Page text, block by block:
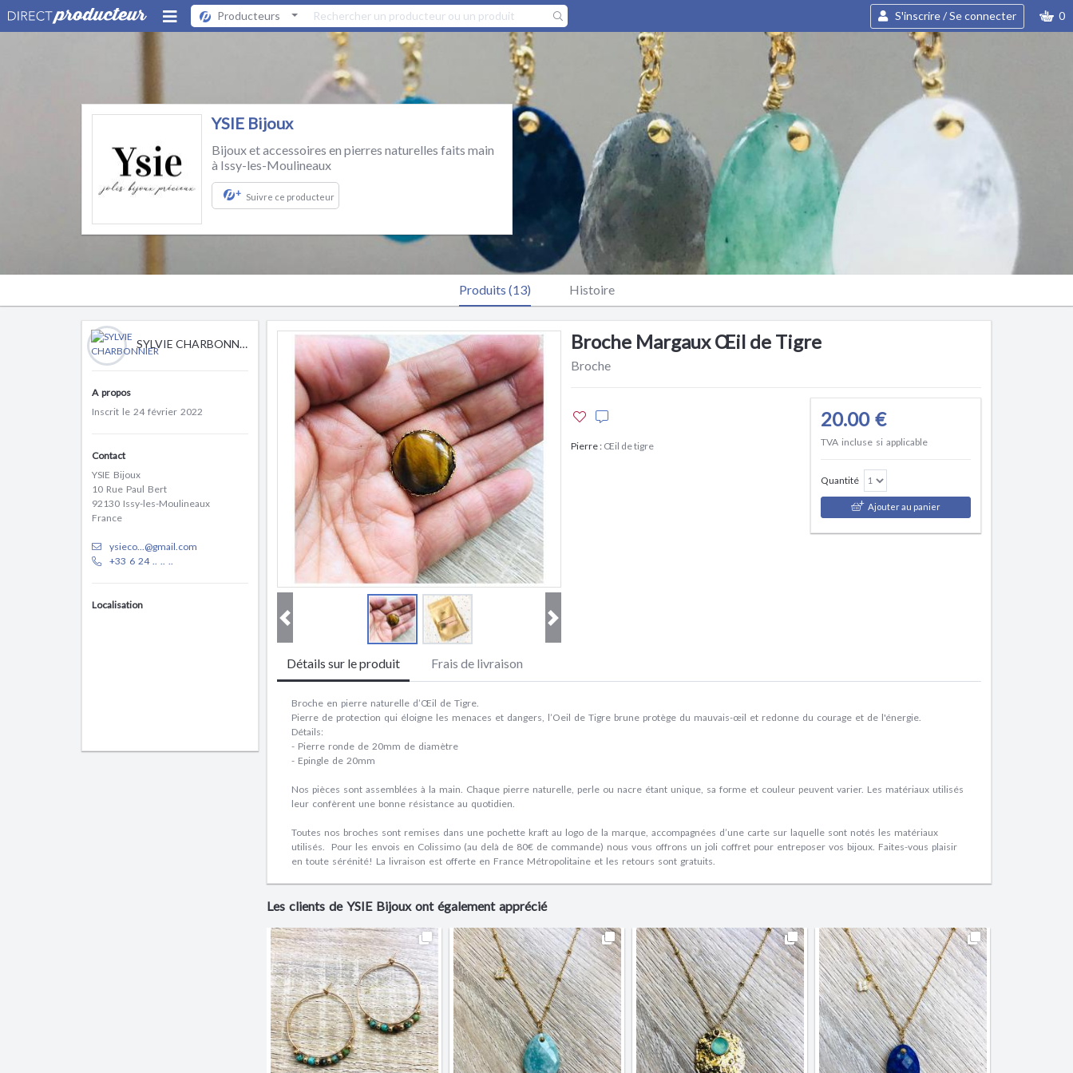
Producteurs S'inscrire / Se connecter 0
YSIE Bijoux
Bijoux et accessoires en pierres naturelles faits main
à Issy-les-Moulineaux
+ Suivre ce producteur
Produits (13) Histoire
SYLVIE CHARBONNIER
A propos
Inscrit le 24 février 2022
Contact
YSIE Bijoux
10 Rue Paul Bert
92130 Issy-les-Moulineaux
France
ysieco...@gmail.com
+33 6 24 .. .. ..
Localisation
Broche Margaux Œil de Tigre
Broche
Pierre: Œil de tigre
20.00 €
TVA incluse si applicable
Quantité
Ajouter au panier
Détails sur le produit Frais de livraison
Broche en pierre naturelle d’Œil de Tigre.
Pierre de protection qui éloigne les menaces et dangers, l’Oeil de Tigre brune protège du mauvais-œil et redonne du courage et de l'énergie.
Détails:
- Pierre ronde de 20mm de diamètre
- Epingle de 20mm
Nos pièces sont assemblées à la main. Chaque pierre naturelle, perle ou nacre étant unique, sa forme et couleur peuvent varier. Les matériaux utilisés
leur confèrent une bonne résistance au quotidien.
Toutes nos broches sont remises dans une pochette kraft au logo de la marque, accompagnées d’une carte sur laquelle sont notés les matériaux
utilisés. Pour les envois en Colissimo (au delà de 80€ de commande) nous vous offrons un joli coffret pour entreposer vos bijoux. Faites-vous plaisir
en toute sérénité! La livraison est offerte en France Métropolitaine et les retours sont gratuits.
Les clients de YSIE Bijoux ont également apprécié